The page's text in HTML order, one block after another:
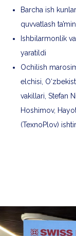
Barcha ish
quvvatlash
Ishbilarmonlik
yaratildi
Ochilish
elchisi,
vakillari, Stefan
Hoshimov,
(TexnoPlov)